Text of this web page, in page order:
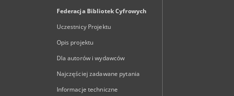
Federacja Bibliotek Cyfrowych
Uczestnicy Projektu
Opis projektu
Dla autorów i wydawców
Najczęściej zadawane pytania
Informacje techniczne